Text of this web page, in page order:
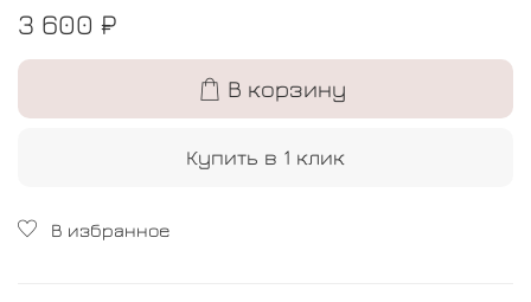
3 600 ₽
В корзину
Купить в 1 клик
В избранное